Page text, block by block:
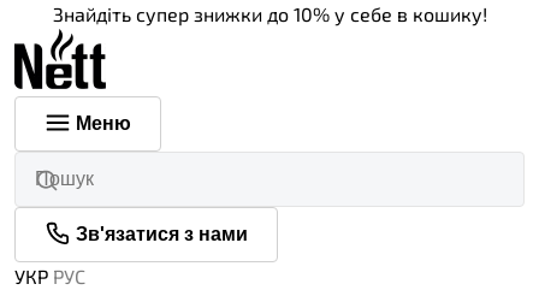
Знайдіть супер знижки до 10% у себе в кошику!
Меню
Зв'язатися з нами
УКР РУС